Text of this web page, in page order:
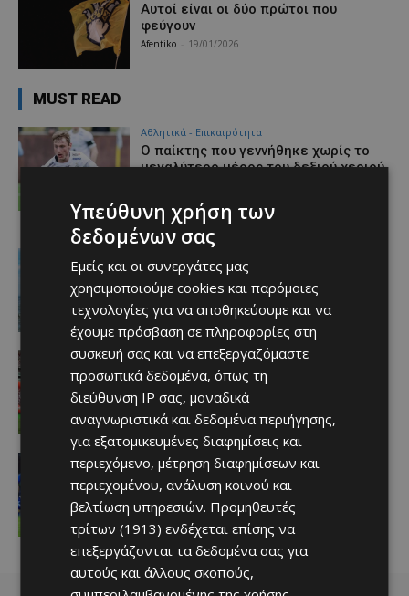
Αυτοί είναι οι δύο πρώτοι που
φεύγουν
Afentiko 19/01/2026
MUST READ
Αθλητικά - Επικαιρότητα
Ο παίκτης που γεννήθηκε χωρίς το
μεγαλύτερο μέρος του δεξιού χεριού
Afentiko - 07/08/2026
ΚΥΠΡΟΣ – ΕΝΕΡΓΕΙΑ: Από τα
κοιτάσματα της ΑΟΖ στο ευρωπαϊκό
δίκτυο – Η νέα ενεργειακή εξίσωση
2026 FIFA World Cup
Οι 11 παίκτες που απογοήτευσαν
περισσότερο στο Μουντιάλ 2026
07/08/2026
Αθλητικά
Πολυτιμότερος γιατί… ήταν παντού!
Afentiko - 07/08/2026
Υπεύθυνη χρήση των
δεδομένων σας
Εμείς και οι συνεργάτες μας
χρησιμοποιούμε cookies και παρόμοιες
τεχνολογίες για να αποθηκεύουμε και να
έχουμε πρόσβαση σε πληροφορίες στη
συσκευή σας και να επεξεργαζόμαστε
προσωπικά δεδομένα, όπως τη
διεύθυνση IP σας, μοναδικά
αναγνωριστικά και δεδομένα περιήγησης,
για εξατομικευμένες διαφημίσεις και
περιεχόμενο, μέτρηση διαφημίσεων και
περιεχομένου, ανάλυση κοινού και
βελτίωση υπηρεσιών. Προμηθευτές
τρίτων (1913) ενδέχεται επίσης να
επεξεργάζονται τα δεδομένα σας για
αυτούς και άλλους σκοπούς,